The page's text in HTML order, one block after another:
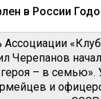
в России
Ассоциации
Черепанов
– в семью».
и